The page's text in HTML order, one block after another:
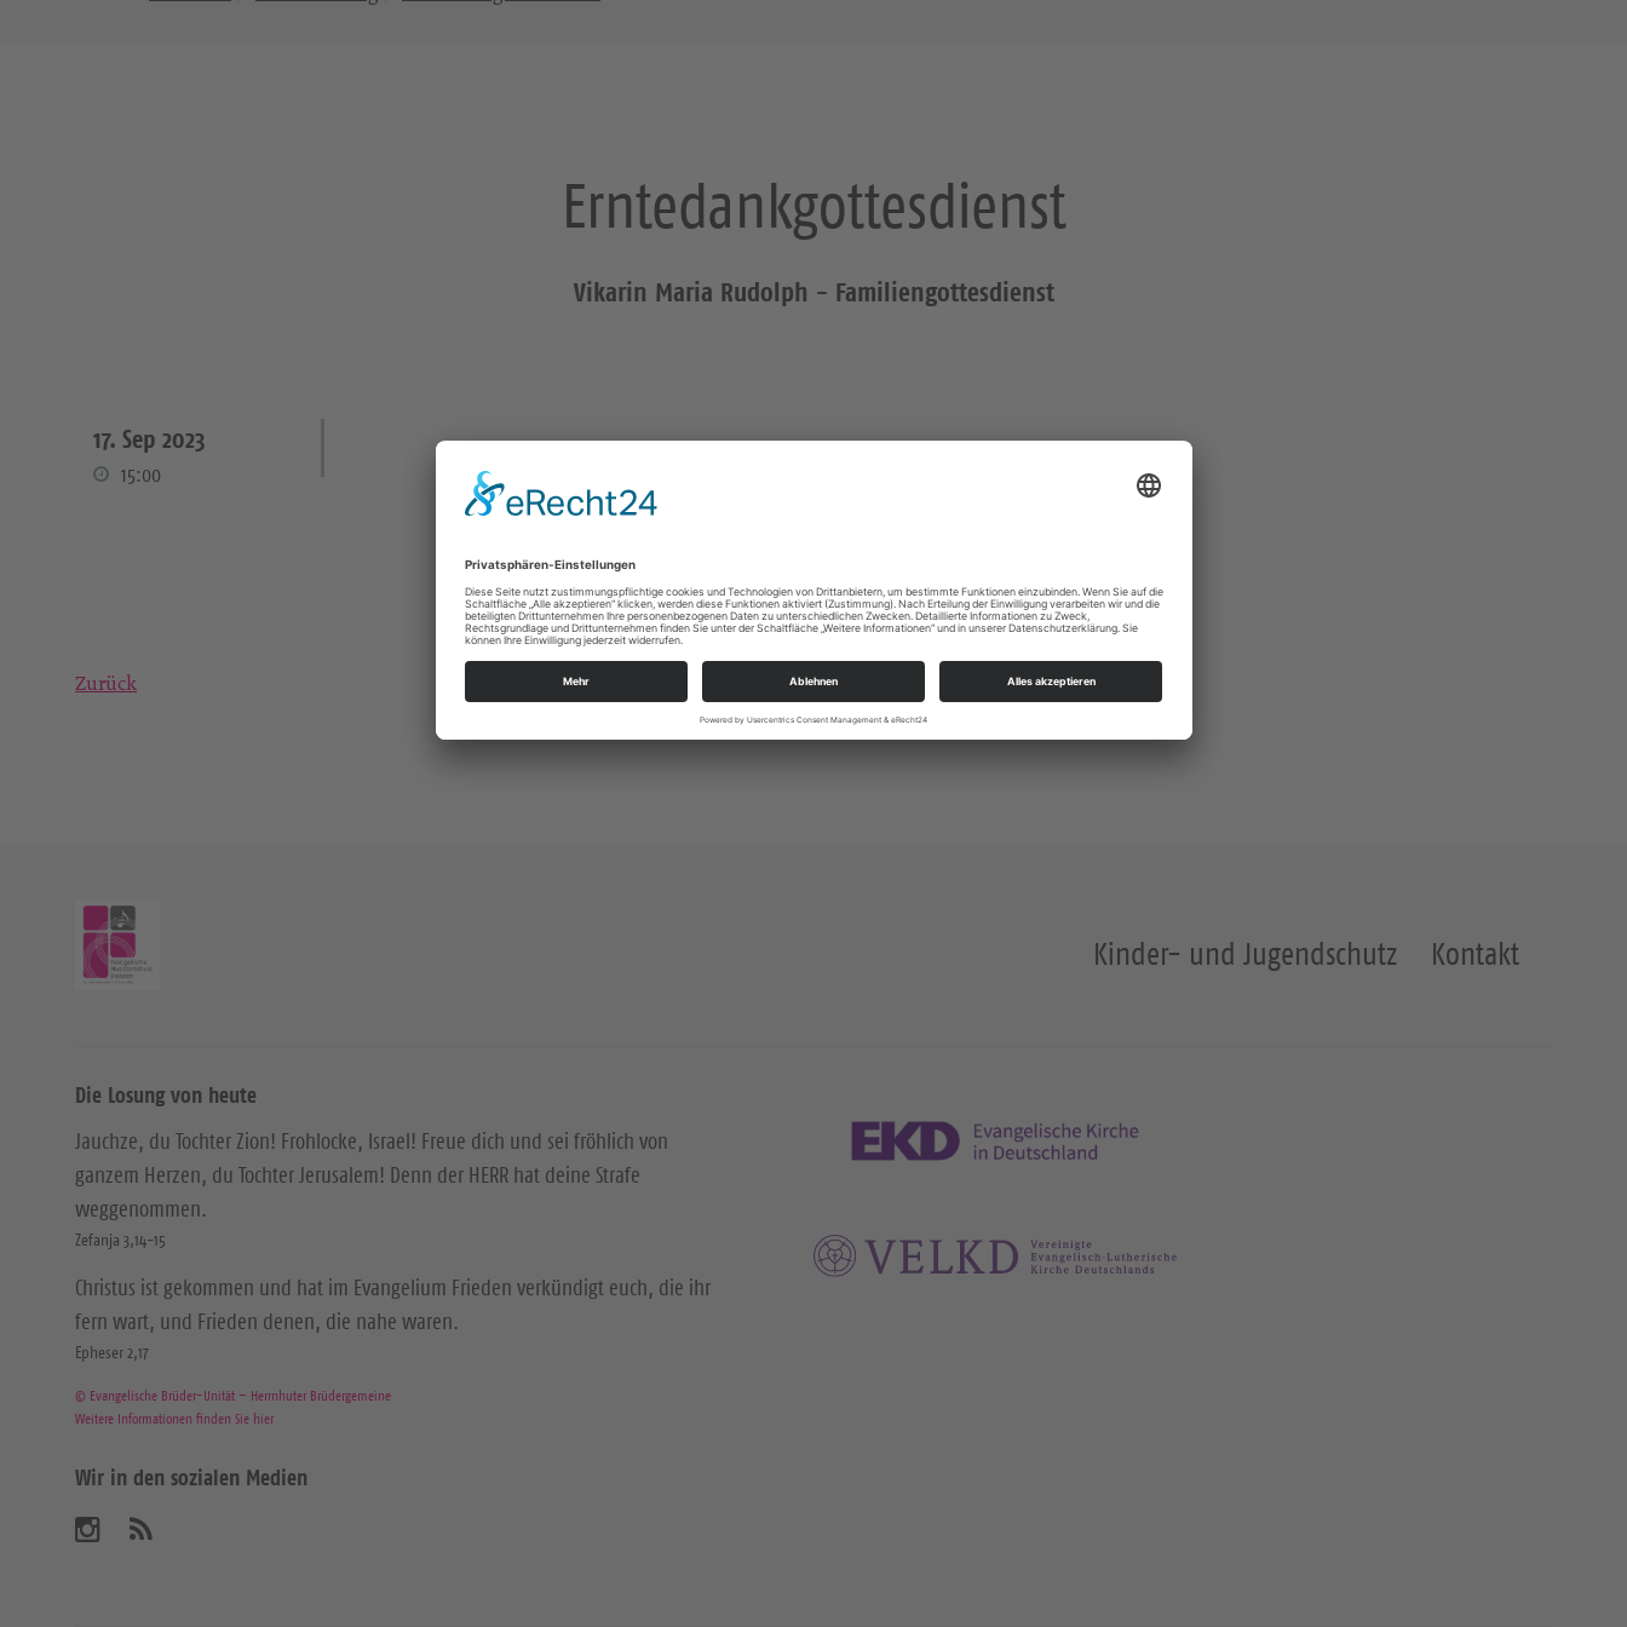
Erntedankgottesdienst
Vikarin Maria Rudolph - Familiengottesdienst
17. Sep 2023
15:00
Zurück
Kinder- und Jugendschutz Kontakt
Die Losung von heute
Jauchze, du Tochter Zion! Frohlocke, Israel! Freue dich und sei fröhlich von
ganzem Herzen, du Tochter Jerusalem! Denn der HERR hat deine Strafe
weggenommen.
Zefanja 3,14-15
Christus ist gekommen und hat im Evangelium Frieden verkündigt euch, die ihr
fern wart, und Frieden denen, die nahe waren.
Epheser 2,17
© Evangelische Brüder-Unität – Herrnhuter Brüdergemeine
Weitere Informationen finden Sie hier
Wir in den sozialen Medien